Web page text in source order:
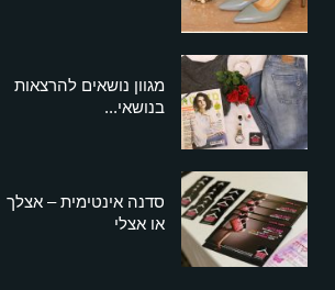
מגוון נושאים להרצאות
בנושאי...
סדנה אינטימית – אצלך
או אצלי